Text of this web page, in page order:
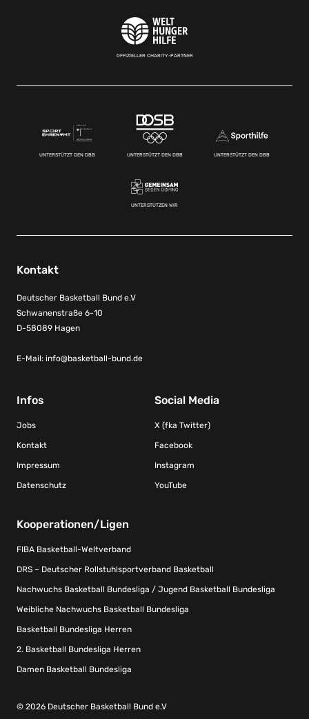
OFFIZIELLER CHARITY-PARTNER
UNTERSTÜTZT DEN DBB UNTERSTÜTZT DEN DBB UNTERSTÜTZT DEN DBB
UNTERSTÜTZEN WIR
Kontakt
Deutscher Basketball Bund e.V
Schwanenstraße 6-10
D-58089 Hagen
E-Mail: info@basketball-bund.de
Infos
Jobs
Kontakt
Impressum
Datenschutz
Social Media
X (fka Twitter)
Facebook
Instagram
YouTube
Kooperationen/Ligen
FIBA Basketball-Weltverband
DRS – Deutscher Rollstuhlsportverband Basketball
Nachwuchs Basketball Bundesliga / Jugend Basketball Bundesliga
Weibliche Nachwuchs Basketball Bundesliga
Basketball Bundesliga Herren
2. Basketball Bundesliga Herren
Damen Basketball Bundesliga
© 2026 Deutscher Basketball Bund e.V